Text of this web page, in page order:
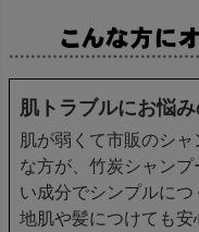
肌トラブルにお悩
肌が弱くて市販のシ
な方が、竹炭シャン
い成分でシンプルに
地肌や髪につけても安